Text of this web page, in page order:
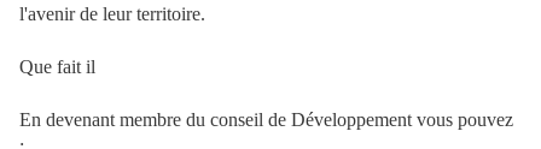
l'avenir de leur territoire.
Que fait il
En devenant membre du conseil de Développement vous pouvez